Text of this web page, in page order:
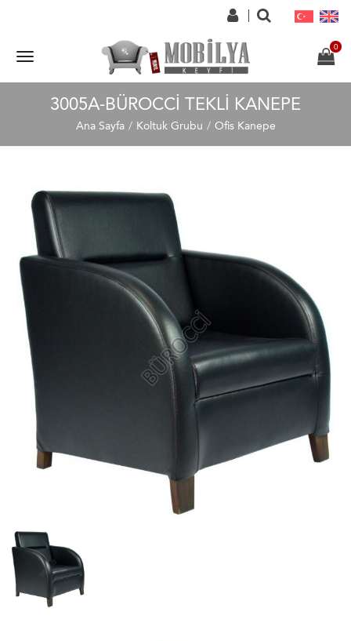
3005A-BÜROCCI TEKLI KANEPE
Ana Sayfa Koltuk Grubu Ofis Kanepe